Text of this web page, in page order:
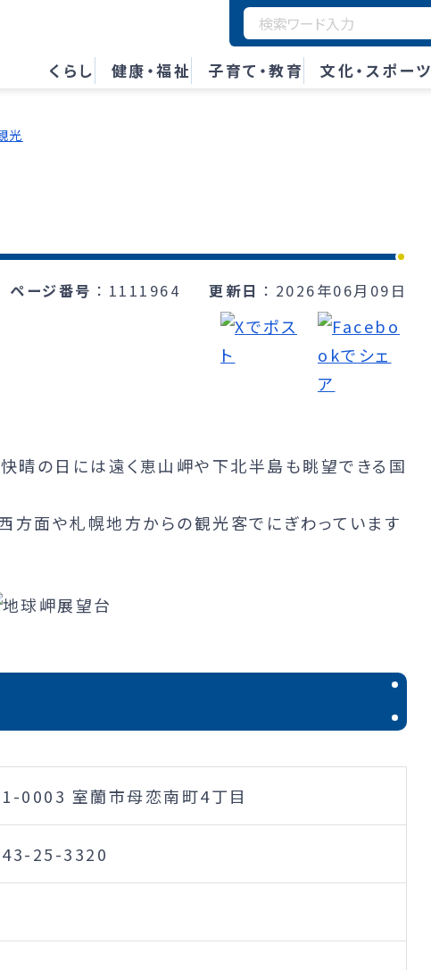
くらし 健康・福祉 子育て・教育 文化・スポーツ
光
ページ番号 1111964 更新日 2026年06月09日
晴の日には遠く恵山岬や下北半島も眺望できる国
方面や札幌地方からの観光客でにぎわっています
0003 室蘭市母恋南町4丁目
25-3320